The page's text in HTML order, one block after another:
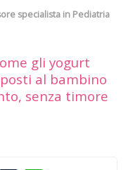
specialista in Pediatria
gli yogurt
al bambino
senza timore